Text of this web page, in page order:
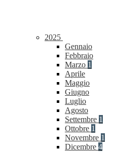
2025
Gennaio
Febbraio
Marzo 1
Aprile
Maggio
Giugno
Luglio
Agosto
Settembre 1
Ottobre 1
Novembre 1
Dicembre 4